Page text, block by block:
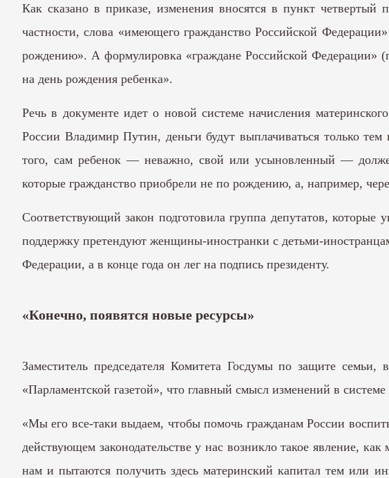
Как сказано в приказе, изменения вносятся в пункт четвертый
частности, слова «имеющего гражданство Российской
рождению». А формулировка «граждане Российской Федерации»
на день рождения ребенка».
Речь в документе идет о новой системе начисления
России Владимир Путин, деньги будут выплачиваться только
того, сам ребенок — неважно, свой или усыновленный —
которые гражданство приобрели не по рождению, а, например,
Соответствующий закон подготовила группа депутатов,
поддержку претендуют женщины-иностранки с детьми-
Федерации, а в конце года он лег на подпись президенту.
«Конечно, появятся новые ресурсы»
Заместитель председателя Комитета Госдумы по защите
«Парламентской газетой», что главный смысл изменений в
«Мы его все-таки выдаем, чтобы помочь гражданам России
действующем законодательстве у нас возникло такое явление,
нам и пытаются получить здесь материнский капитал тем или